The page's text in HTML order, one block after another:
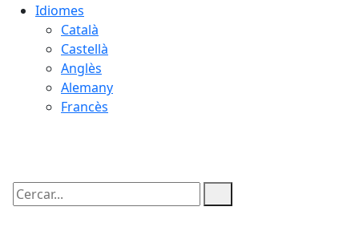
Idiomes
Català
Castellà
Anglès
Alemany
Francès
Cercar: